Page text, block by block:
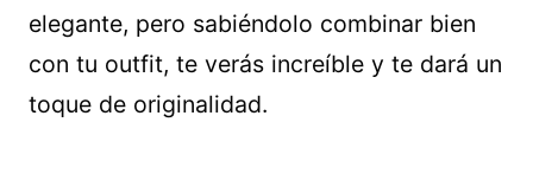
elegante, pero sabiéndolo combinar bien
con tu outfit, te verás increíble y te dará un
toque de originalidad.